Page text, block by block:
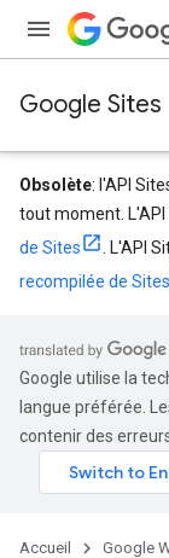
Google Sites
Obsolète: l'API
tout moment.
de Sites
. L'API
recompilée de Sites
Google utilise la
langue préférée.
contenir des
Accueil Google